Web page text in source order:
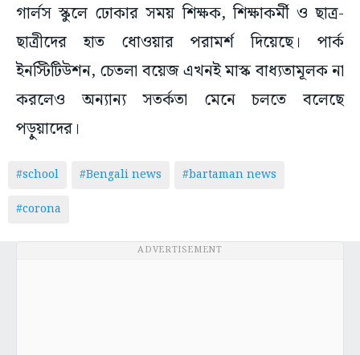
গার্লস স্কুলে ঢোকার সময় শিক্ষক, শিক্ষাকর্মী ও ছাত্র-
ছাত্রীদের হাত ধোওয়ার পরামর্শ দিয়েছে। পার্ক
ইনস্টিটিউশন, চেতলা বয়েজ এখনই মাস্ক বাধ্যতামূলক না
করলেও অন্যান্য সতর্কতা মেনে চলতে বলেছে
পড়ুয়াদের।
#school #Bengali news
#bartaman news
#corona
ADVERTISEMENT